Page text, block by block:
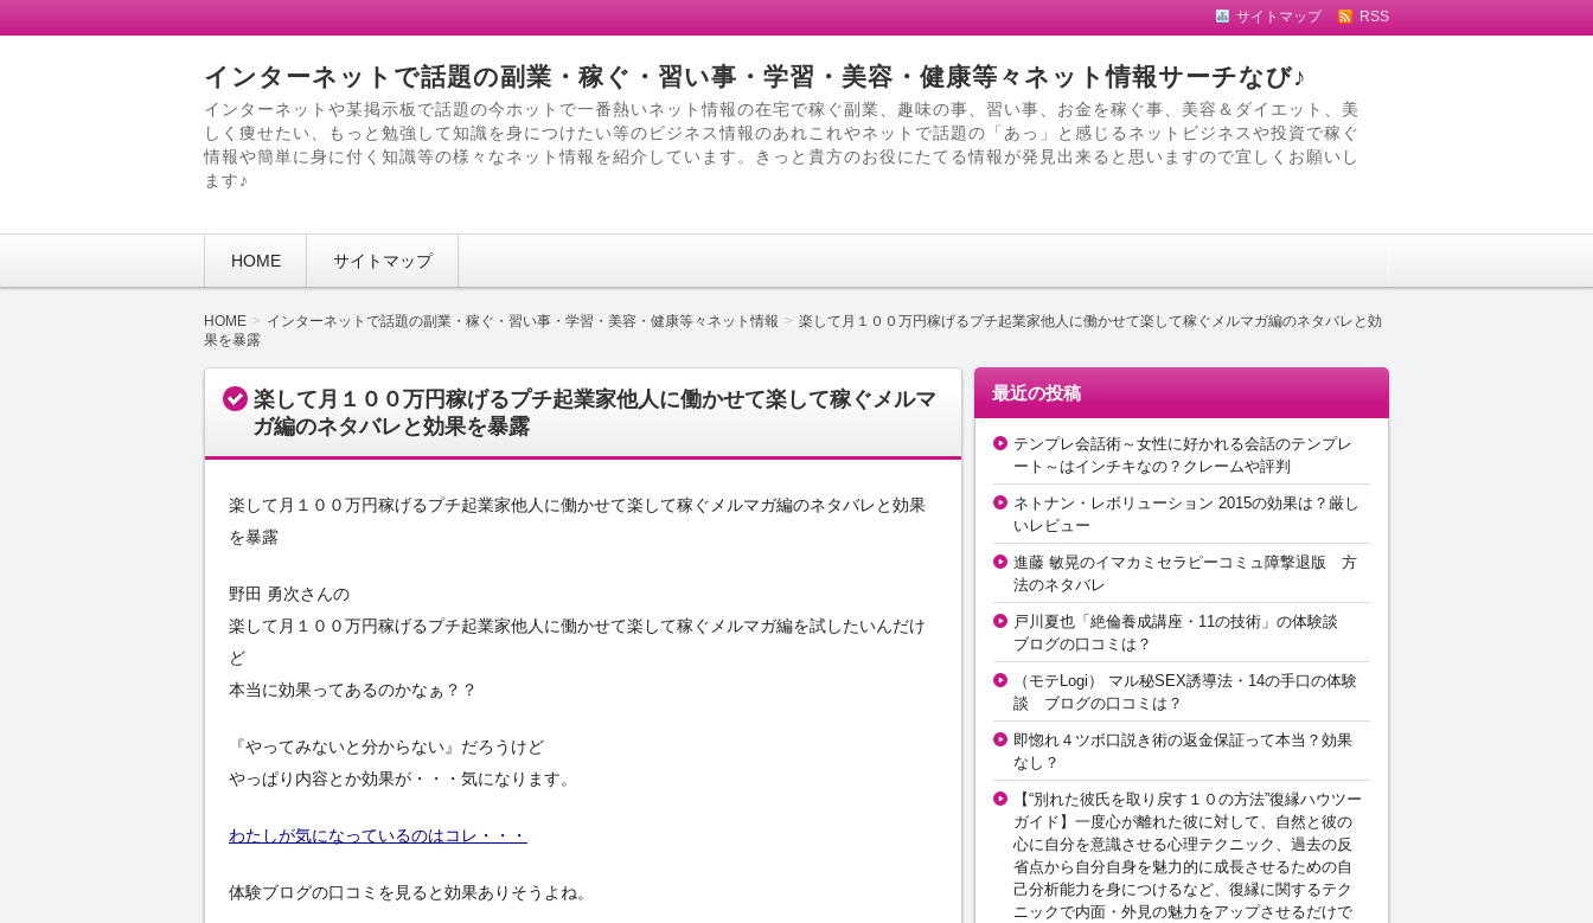
サイトマップ RSS
インターネットで話題の副業・稼ぐ・習い事・学習・美容・健康等々ネット情報サーチなび♪
インターネットや某掲示板で話題の今ホットで一番熱いネット情報の在宅で稼ぐ副業、趣味の事、習い事、お金を稼ぐ事、美容＆ダイエット、美
しく痩せたい、もっと勉強して知識を身につけたい等のビジネス情報のあれこれやネットで話題の「あっ」と感じるネットビジネスや投資で稼ぐ
情報や簡単に身に付く知識等の様々なネット情報を紹介しています。きっと貴方のお役にたてる情報が発見出来ると思いますので宜しくお願いし
ます♪
HOME サイトマップ
HOME インターネットで話題の副業・稼ぐ・習い事・学習・美容・健康等々ネット情報
楽して月１００万円稼げるプチ起業家他人に働かせて楽して稼ぐメルマガ編のネタバレと効
果を暴露
楽して月１００万円稼げるプチ起業家他人に働かせて楽して稼ぐメルマ
ガ編のネタバレと効果を暴露
楽して月１００万円稼げるプチ起業家他人に働かせて楽して稼ぐメルマガ編のネタバレと効果
を暴露
野田 勇次さんの
楽して月１００万円稼げるプチ起業家他人に働かせて楽して稼ぐメルマガ編を試したいんだけ
ど
本当に効果ってあるのかなぁ？？
『やってみないと分からない』だろうけど
やっぱり内容とか効果が・・・気になります。
わたしが気になっているのはコレ・・・
体験ブログの口コミを見ると効果ありそうよね。
最近の投稿
テンプレ会話術～女性に好かれる会話のテンプレ
ート～はインチキなの？クレームや評判
ネトナン・レボリューション 2015の効果は？厳し
いレビュー
進藤 敏晃のイマカミセラピーコミュ障撃退版 方
法のネタバレ
戸川夏也「絶倫養成講座・11の技術」の体験談
ブログの口コミは？
（モテLogi） マル秘SEX誘導法・14の手口の体験
談 ブログの口コミは？
即惚れ４ツボ口説き術の返金保証って本当？効果
なし？
【“別れた彼氏を取り戻す１０の方法”復縁ハウツー
ガイド】一度心が離れた彼に対して、自然と彼の
心に自分を意識させる心理テクニック、過去の反
省点から自分自身を魅力的に成長させるための自
己分析能力を身につけるなど、復縁に関するテク
ニックで内面・外見の魅力をアップさせるだけで